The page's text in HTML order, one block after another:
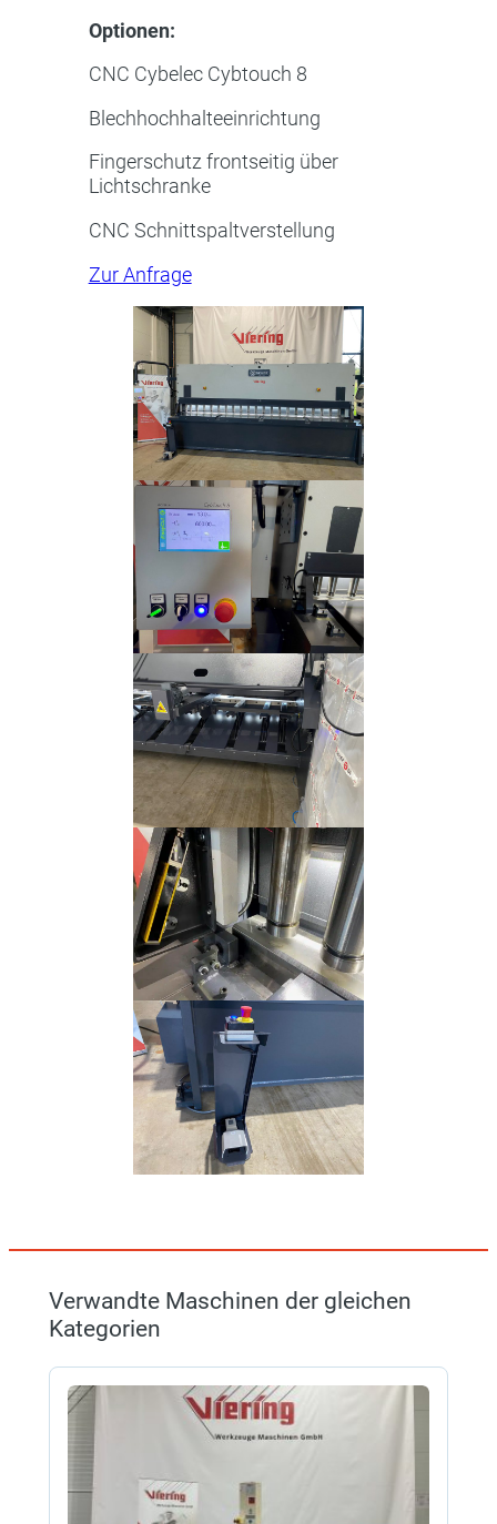
Optionen:
CNC Cybelec Cybtouch 8
Blechhochhalteeinrichtung
Fingerschutz frontseitig über
Lichtschranke
CNC Schnittspaltverstellung
Zur Anfrage
Verwandte Maschinen der gleichen
Kategorien